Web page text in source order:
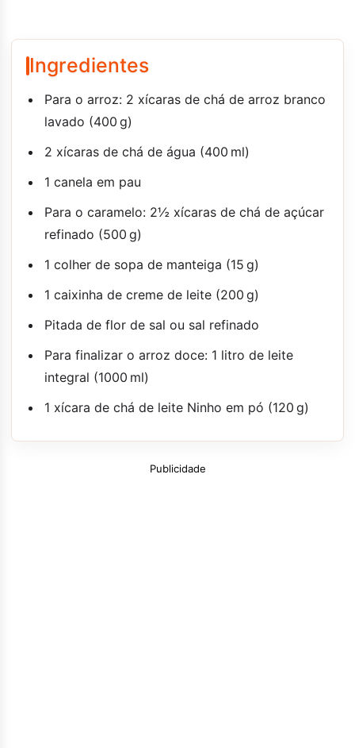
Ingredientes
Para o arroz: 2 xícaras de chá de arroz branco
lavado (400 g)
2 xícaras de chá de água (400 ml)
1 canela em pau
Para o caramelo: 2½ xícaras de chá de açúcar
refinado (500 g)
1 colher de sopa de manteiga (15 g)
1 caixinha de creme de leite (200 g)
Pitada de flor de sal ou sal refinado
Para finalizar o arroz doce: 1 litro de leite
integral (1000 ml)
1 xícara de chá de leite Ninho em pó (120 g)
Publicidade